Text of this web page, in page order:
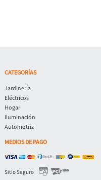
CATEGORÍAS
Jardinería
Eléctricos
Hogar
Iluminación
Automotriz
MEDIOS DE PAGO
Sitio Seguro